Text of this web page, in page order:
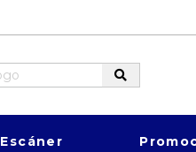
Escáner